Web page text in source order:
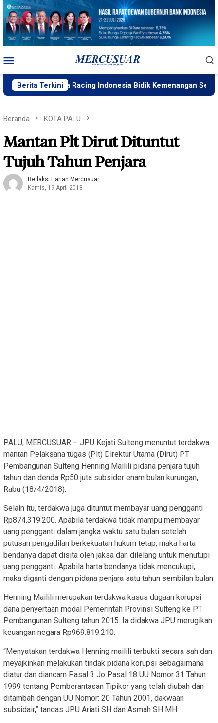
Loncat
konten
Mobile
Berita Terkini
Yamaha Racing Indonesia Bidik Kemenangan Seri 4 ARRC
Beranda KOTA PALU
Mantan Plt Dirut Dituntut
Tujuh Tahun Penjara
Redaksi Harian Mercusuar
Kamis, 19 April 2018
PALU, MERCUSUAR – JPU Kejati Sulteng menuntut terdakwa
mantan Pelaksana tugas (Plt) Direktur Utama (Dirut) PT
Pembangunan Sulteng Henning Mailili pidana penjara tujuh
tahun dan denda Rp50 juta subsider enam bulan kurungan,
Rabu (18/4/2018).
Selain itu, terdakwa juga dituntut membayar uang pengganti
Rp874.319.200. Apabila terdakwa tidak mampu membayar
uang pengganti dalam jangka waktu satu bulan setelah
putusan pengadilan berkekuatan hukum tetap, maka harta
bendanya dapat disita oleh jaksa dan dilelang untuk menutupi
uang pengganti. Apabila harta bendanya tidak mencukupi,
maka diganti dengan pidana penjara satu tahun sembilan bulan.
Henning Mailili merupakan terdakwa kasus dugaan korupsi
dana penyertaan modal Pemerintah Provinsi Sulteng ke PT
Pembangunan Sulteng tahun 2015. Ia didakwa JPU merugikan
keuangan negara Rp969.819.210.
“Menyatakan terdakwa Henning mailili terbukti secara sah dan
meyajkinkan melakukan tindak pidana korupsi sebagaimana
diatur dan diancam Pasal 3 Jo Pasal 18 UU Nomor 31 Tahun
1999 tentang Pemberantasan Tipikor yang telah diubah dan
ditambah dengan UU Nomor: 20 Tahun 2001, dakwaan
subsidair,” tandas JPU Ariati SH dan Asmah SH MH.